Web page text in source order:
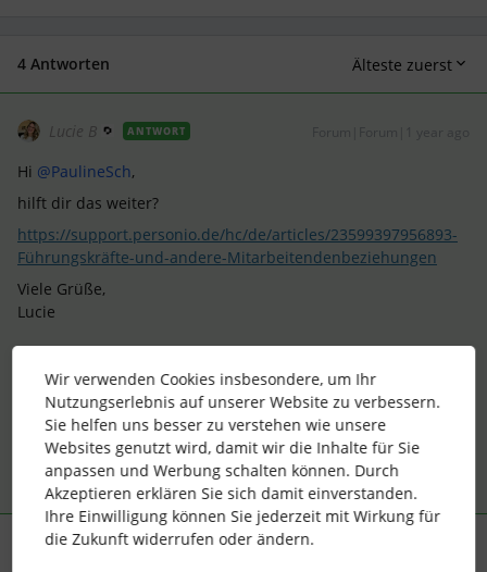
4 Antworten Älteste zuerst
Lucie B ANTWORT
Hi ​ @PaulineSch,
hilft dir das weiter?
https://support.personio.de/hc/de/articles/23599397956893-
Führungskräfte-und-andere-Mitarbeitendenbeziehungen
Viele Grüße,
Lucie
Ehemalige Community Managerin @ Personio
4 Menschen gefällt dies
AM_HR
Wir verwenden Cookies insbesondere, um Ihr
Nutzungserlebnis auf unserer Website zu verbessern.
Sie helfen uns besser zu verstehen wie unsere
Websites genutzt wird, damit wir die Inhalte für Sie
anpassen und Werbung schalten können. Durch
Akzeptieren erklären Sie sich damit einverstanden.
Ihre Einwilligung können Sie jederzeit mit Wirkung für
die Zukunft widerrufen oder ändern.